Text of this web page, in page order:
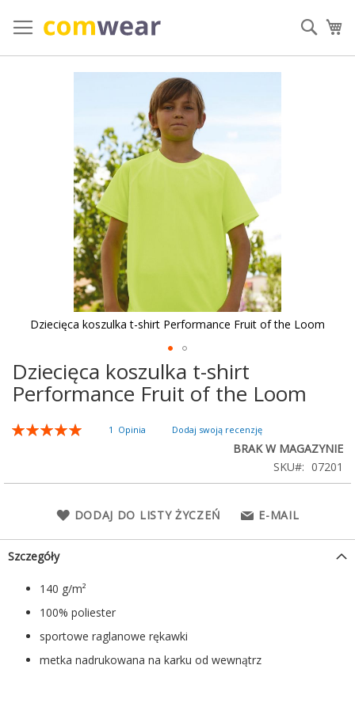
do
treści
Dziecięca koszulka t-shirt
Performance Fruit of the Loom
Ocena:
1 Opinia Dodaj swoją recenzję
BRAK W MAGAZYNIE
SKU
07201
DODAJ DO LISTY ŻYCZEŃ E-MAIL
Dziecięca koszulka t-shirt Performance Fruit of the Loom
Przejdź
na
początek
Szczegóły
140 g/m²
100% poliester
sportowe raglanowe rękawki
metka nadrukowana na karku od wewnątrz